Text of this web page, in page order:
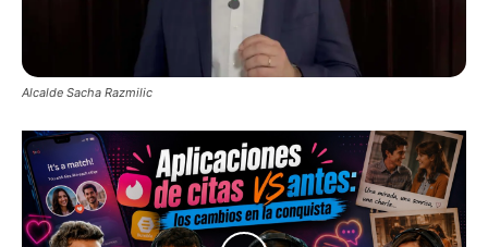
Alcalde Sacha Razmilic